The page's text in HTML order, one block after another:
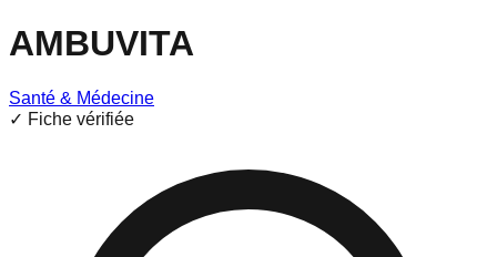
AMBUVITA
Santé & Médecine
✓ Fiche vérifiée